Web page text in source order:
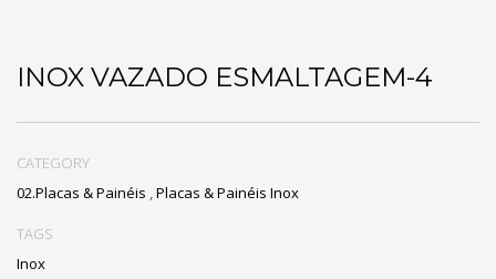
INOX VAZADO ESMALTAGEM-4
CATEGORY
02.Placas & Painéis ,Placas & Painéis Inox
TAGS
Inox